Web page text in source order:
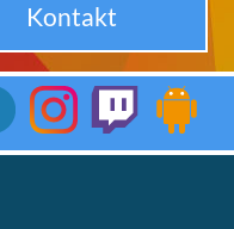
Kontakt